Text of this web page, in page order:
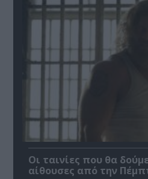
Οι ταινίες που θα
αίθουσες από την